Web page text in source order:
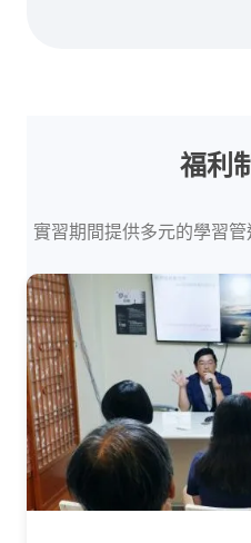
福利
實習期間提供多元的學習